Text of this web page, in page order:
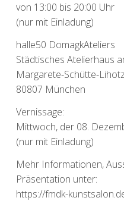
von 13:00 bis 20:00 Uhr
(nur mit Einladung)
halle50 DomagkAteliers
Städtisches Atelierhaus
Margarete-Schütte-
80807 München
Vernissage:
Mittwoch, der 08.
(nur mit Einladung)
Mehr Informationen,
Präsentation unter:
https://fmdk-